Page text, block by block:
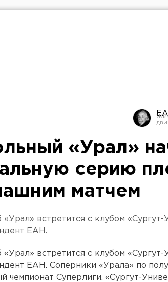
«Урал»
серию
матчем
«Урал» встретится с клубом «Сургут-
ЕАН.
«Урал» встретится с клубом «Сургут-
ЕАН. Соперники «Урала» по
чемпионат Суперлиги. «Сургут-